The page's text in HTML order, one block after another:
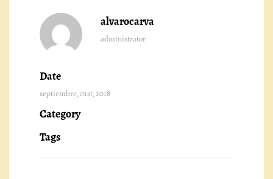
alvarocarva
administrator
Date
septiembre, 01st, 2018
Category
Tags